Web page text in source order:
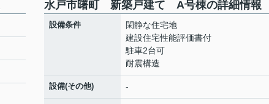
水戸市曙町 新築戸建て A号棟の詳細情報
設備条件
閑静な住宅地
建設住宅性能評価書付
駐車2台可
耐震構造
設備(その他) -